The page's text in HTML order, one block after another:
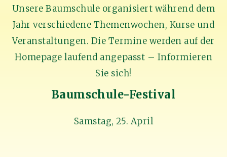
Unsere Baumschule organisiert während dem
Jahr verschiedene Themenwochen, Kurse und
Veranstaltungen. Die Termine werden auf der
Homepage laufend angepasst – Informieren
Sie sich!
Baumschule-Festival
Samstag, 25. April